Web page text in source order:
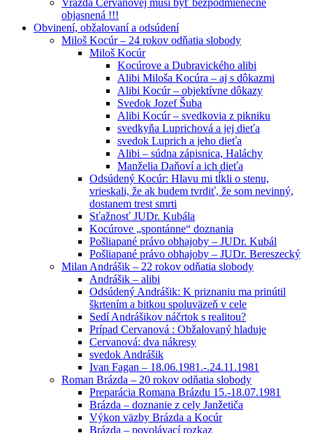
objasnená !!!
Obvinení, obžalovaní a odsúdení
Miloš Kocúr – 24 rokov odňatia slobody
Miloš Kocúr
Kocúrove a Dubravického alibi
Alibi Miloša Kocúra – aj s dôkazmi
Alibi Kocúr – objektívne dôkazy
Svedok Jozef Šuba
Alibi Kocúr – svedkovia z pikniku
svedkyňa Luprichová a jej dieťa
svedok Luprich a jeho dieťa
Alibi – súdna zápisnica, Haláchy
Manželia Daňoví a ich dieťa
Odsúdený Kocúr: Hlavu mi tĺkli o stenu,
vrieskali, že ak budem tvrdiť, že som nevinný,
dostanem trest smrti
Sťažnosť JUDr. Kubála
Kocúrove „spontánne“ doznania
Pošliapané právo obhajoby – JUDr. Kubál
Pošliapané právo obhajoby – JUDr. Bereszecký
Milan Andrášik – 22 rokov odňatia slobody
Andrášik – alibi
Odsúdený Andrášik: K priznaniu ma prinútil
škrtením a bitkou spoluväzeň v cele
Sedí Andrášikov náčrtok s realitou?
Prípad Cervanová : Obžalovaný hladuje
Cervanová: dva nákresy
svedok Andrášik
Ivan Fagan – 18.06.1981.-.24.11.1981
Roman Brázda – 20 rokov odňatia slobody
Preparácia Romana Brázdu 15.-18.07.1981
Brázda – doznanie z cely Janžetiča
Výkon väzby Brázda a Kocúr
Brázda – povolávací rozkaz